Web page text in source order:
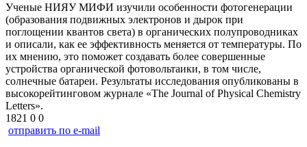
Ученые НИЯУ МИФИ изучили особенности фотогенерации
(образования подвижных электронов и дырок при
поглощении квантов света) в органических полупроводниках
и описали, как ее эффективность меняется от температуры. По
их мнению, это поможет создавать более совершенные
устройства органической фотовольтаики, в том числе,
солнечные батареи. Результаты исследования опубликованы в
высокорейтинговом журнале «The Journal of Physical Chemistry
Letters».
1821 0 0
отправить по e-mail